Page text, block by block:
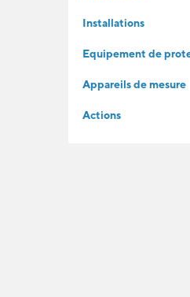
Installations
Equipement de
Appareils de mesure
Actions